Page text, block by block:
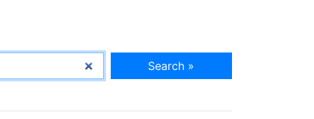
Search »